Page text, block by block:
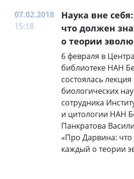
07.02.2018
15:18
Наука вне
что должен
о теории
6 февраля в
библиотеке НАН
состоялась
биологических
сотрудника
и цитологии НАН
Панкратова
«Про Дарвина:
каждый о теории